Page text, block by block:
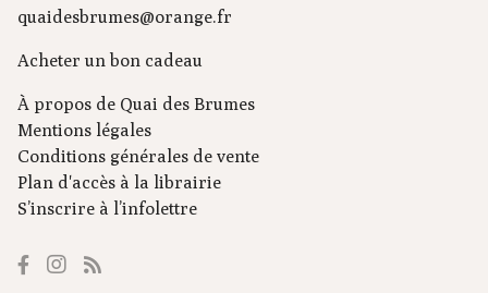
quaidesbrumes@orange.fr
Acheter un bon cadeau
À propos de Quai des Brumes
Mentions légales
Conditions générales de vente
Plan d'accès à la librairie
S’inscrire à l’infolettre